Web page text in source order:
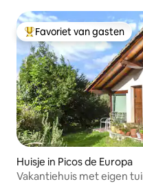
Topfavoriet van gasten
Favoriet van gasten
Huisje in Picos de Europa
Vakantiehuis met eigen